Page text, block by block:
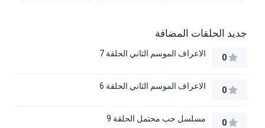
جديد الحلقات المضافة
0 الاعراف الموسم الثاني الحلقة 7
0 الاعراف الموسم الثاني الحلقة 6
0 مسلسل حب محتمل الحلقة 9